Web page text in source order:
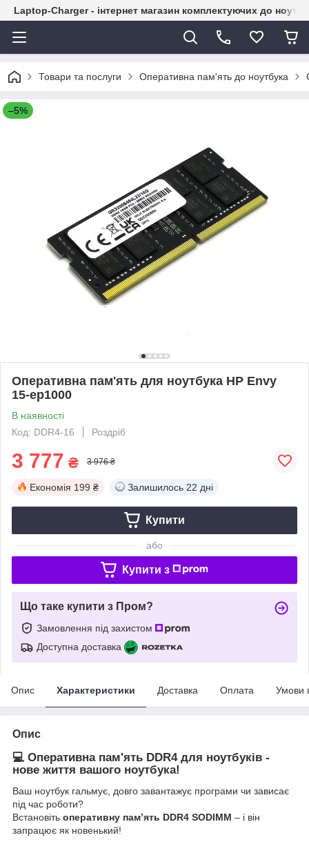
Laptop-Charger - інтернет магазин комплектуючих до
Товари та послуги Оперативна пам'ять до ноутбука
–5%
Оперативна пам'ять для ноутбука HP Envy
15-ep1000
В наявності
Код: DDR4-16
Роздріб
3 777 ₴ 3 976 ₴
Економія 199 ₴ Залишилось 22 дні
Купити
або
Купити з
Що таке купити з Пром?
Замовлення під захистом
Доступна доставка
Опис Характеристики Доставка Оплата Умови
Опис
💻 Оперативна пам'ять DDR4 для ноутбуків -
нове життя вашого ноутбука!
Ваш ноутбук гальмує, довго завантажує програми чи зависає
під час роботи?
Встановіть оперативну пам’ять DDR4 SODIMM – і він
запрацює як новенький!